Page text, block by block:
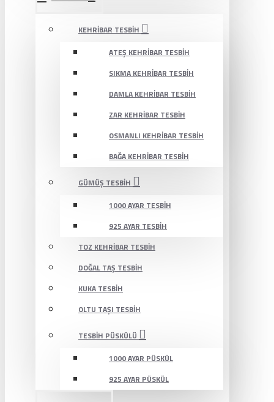
KEHRIBAR TESBIH
ATEŞ KEHRIBAR TESBIH
SIKMA KEHRIBAR TESBIH
DAMLA KEHRIBAR TESBIH
ZAR KEHRIBAR TESBIH
OSMANLI KEHRIBAR TESBIH
BAĞA KEHRIBAR TESBIH
GÜMÜŞ TESBIH
1000 AYAR TESBIH
925 AYAR TESBIH
TOZ KEHRIBAR TESBIH
DOĞAL TAŞ TESBIH
KUKA TESBIH
OLTU TAŞI TESBIH
TESBIH PÜSKÜLÜ
1000 AYAR PÜSKÜL
925 AYAR PÜSKÜL